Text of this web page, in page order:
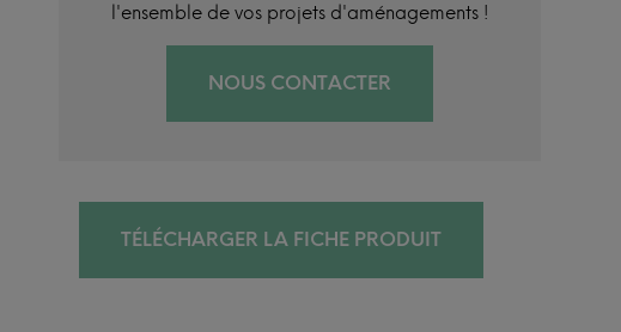
l'ensemble de vos projets d'aménagements !
NOUS CONTACTER
TÉLÉCHARGER LA FICHE PRODUIT